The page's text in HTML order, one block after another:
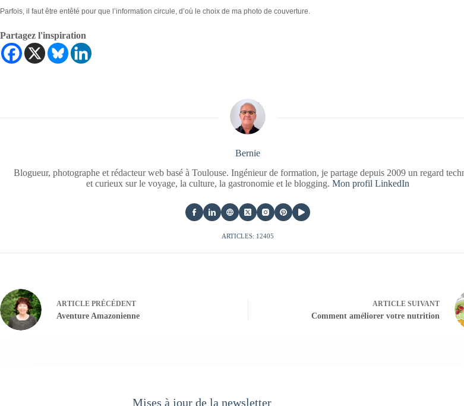
Parfois, il faut être entêté pour que l’information circule, d’où le choix de ma photo de couverture.
Partagez l'inspiration
Bernie
Blogueur, photographe et rédacteur web basé à Toulouse. Ingénieur de formation, je partage depuis 2009 un regard
et curieux sur le voyage, la culture, la gastronomie et le blogging.Mon profil LinkedIn
ARTICLES: 12405
ARTICLE PRÉCÉDENT
Aventure Amazonienne
ARTICLESUIVANT
Comment améliorer votre nutrition
Mises à jour de la newsletter